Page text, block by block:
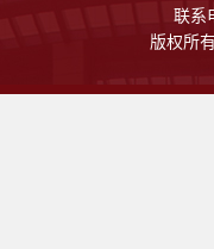
联系
版权所